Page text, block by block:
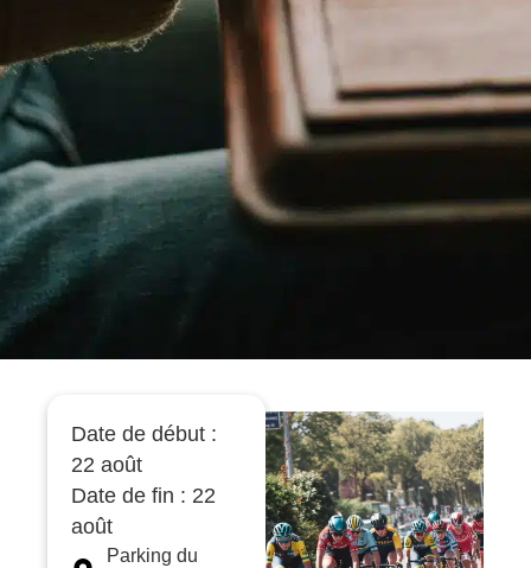
Date de début :
22 août
Date de fin : 22
août
Parking du